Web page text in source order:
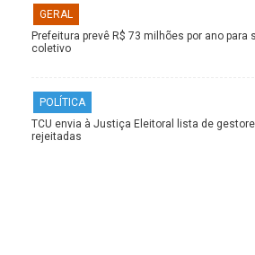
GERAL
Prefeitura prevê R$ 73 milhões por ano para
coletivo
POLÍTICA
TCU envia à Justiça Eleitoral lista de
rejeitadas